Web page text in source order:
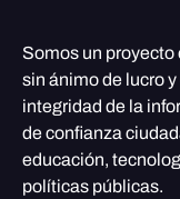
Somos un proyecto
sin ánimo de lucro
integridad de la
de confianza
educación,
políticas públicas.